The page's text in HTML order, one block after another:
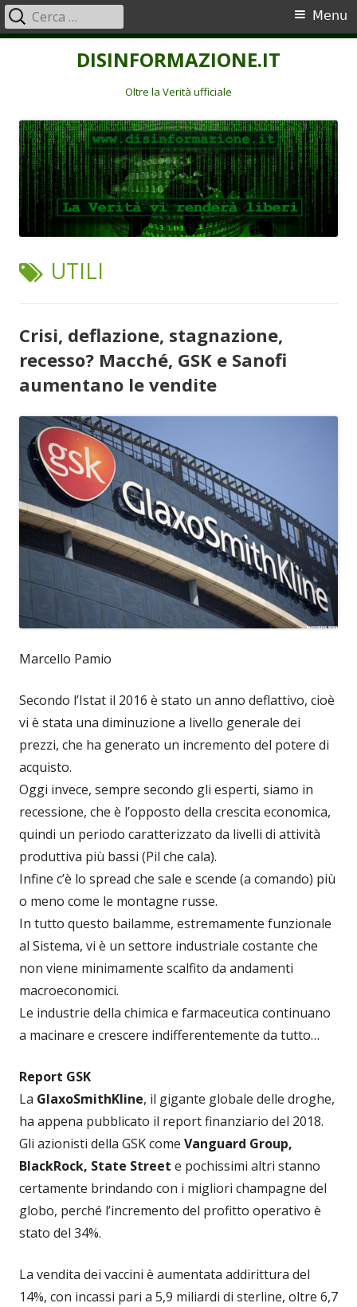
DISINFORMAZIONE.IT
Oltre la Verità ufficiale
Menu
principale
Menu
Ricerca
per:
TAG:
UTILI
Crisi, deflazione, stagnazione,
recesso? Macché, GSK e Sanofi
aumentano le vendite
Marcello Pamio
Secondo l’Istat il 2016 è stato un anno deflattivo, cioè
vi è stata una diminuzione a livello generale dei
prezzi, che ha generato un incremento del potere di
acquisto.
Oggi invece, sempre secondo gli esperti, siamo in
recessione, che è l’opposto della crescita economica,
quindi un periodo caratterizzato da livelli di attività
produttiva più bassi (Pil che cala).
Infine c’è lo spread che sale e scende (a comando) più
o meno come le montagne russe.
In tutto questo bailamme, estremamente funzionale
al Sistema, vi è un settore industriale costante che
non viene minimamente scalfito da andamenti
macroeconomici.
Le industrie della chimica e farmaceutica continuano
a macinare e crescere indifferentemente da tutto…
Report GSK
La GlaxoSmithKline, il gigante globale delle droghe,
ha appena pubblicato il report finanziario del 2018.
Gli azionisti della GSK come Vanguard Group,
BlackRock, State Street e pochissimi altri stanno
certamente brindando con i migliori champagne del
globo, perché l’incremento del profitto operativo è
stato del 34%.
La vendita dei vaccini è aumentata addirittura del
14%, con incassi pari a 5,9 miliardi di sterline, oltre 6,7